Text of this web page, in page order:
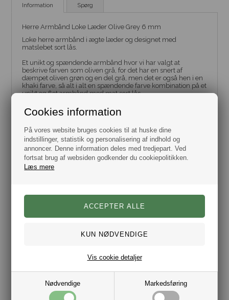
Cookies information
På vores website bruges cookies til at huske dine
indstillinger, statistik og personalisering af indhold og
annoncer. Denne information deles med tredjepart. Ved
fortsat brug af websiden godkender du cookiepolitikken.
Læs mere
Nødvendige Markedsføring
Vis cookie detaljer
Information Spørg
Herre Armbånd Loke Læder Olive Grey 6 mm
Loke herre armbånd i ægte læder og designet med
matslebet sort lås.
Et unikt og spændende armbånd hvor vi har valgt at
beskrive farven som oliven grå, for det har en snert af
dæmpet oliven grøn og en del grå, men det er også hen i en
khaki farve, så alt i alt en spændende farve kombination på et
unikt og flot armbånd med mat sort lås.
Dette armbånd er designet og produceret i Danmark.
Vælg imellem flere længder.
100% Ægte læder
Lås i rustfrit stål.
Bredde 6 mm.
Farve: Dæmpet oliven grøn/grå/khaki.
Lås sort bajonet lås.